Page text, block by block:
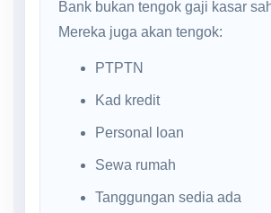
Bank bukan tengok gaji kasar
Mereka juga akan tengok:
PTPTN
Kad kredit
Personal loan
Sewa rumah
Tanggungan sedia ada